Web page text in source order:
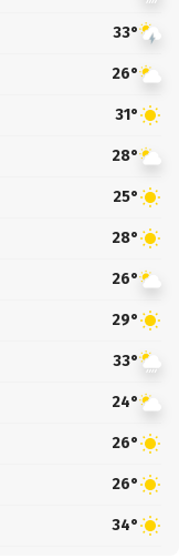
33°
26°
31°
28°
25°
28°
26°
29°
33°
24°
26°
26°
34°